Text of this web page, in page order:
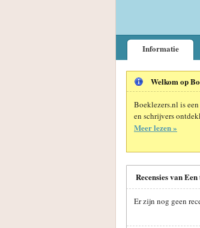
Informatie
Welkom op
Boeklezers.nl is
en schrijvers
Meer lezen »
Recensies van
Er zijn nog geen